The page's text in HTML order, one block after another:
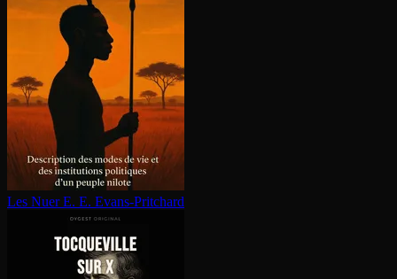
Les Nuer E. E. Evans-Pritchard